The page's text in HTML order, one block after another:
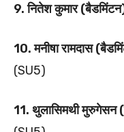
9. नितेश कुमार
10. मनीषा रामदास
(SU5)
11. थुलासिमथी मुरुगेसन